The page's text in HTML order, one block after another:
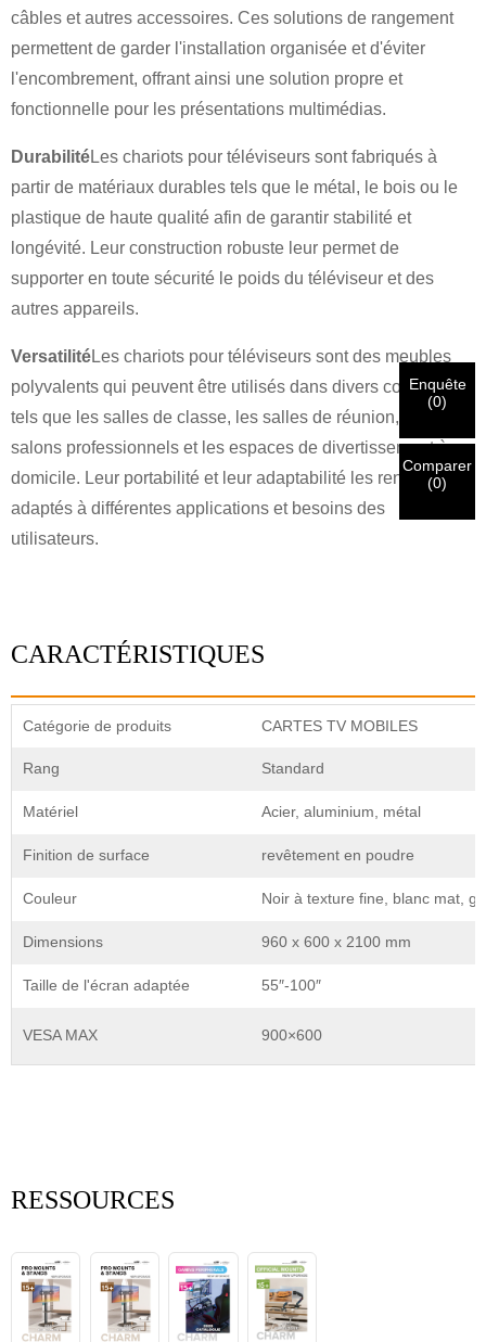
câbles et autres accessoires. Ces solutions de rangement
permettent de garder l'installation organisée et d'éviter
l'encombrement, offrant ainsi une solution propre et
fonctionnelle pour les présentations multimédias.
DurabilitéLes chariots pour téléviseurs sont fabriqués à
partir de matériaux durables tels que le métal, le bois ou le
plastique de haute qualité afin de garantir stabilité et
longévité. Leur construction robuste leur permet de
supporter en toute sécurité le poids du téléviseur et des
autres appareils.
VersatilitéLes chariots pour téléviseurs sont des meubles
polyvalents qui peuvent être utilisés dans divers contextes,
tels que les salles de classe, les salles de réunion, les
salons professionnels et les espaces de divertissement à
domicile. Leur portabilité et leur adaptabilité les rendent
adaptés à différentes applications et besoins des
utilisateurs.
CARACTÉRISTIQUES
Catégorie de produits CARTES TV MOBILES
Rang Standard
Matériel Acier, aluminium, métal
Finition de surface revêtement en poudre
Couleur Noir à texture fine, blanc mat,
Dimensions 960 x 600 x 2100 mm
Taille de l'écran adaptée 55″-100″
VESA MAX 900×600
RESSOURCES
Je suis
Client de CHARM
Je suis
×
Veuillez saisir ci-dessous votre adresse courriel
professionnelle actuelle afin de confirmer que vous êtes un
Retour Soumettre
Avant de soumettre, veuillezVÉRIFIER TOUTl'information
estCORRECT.Des informations incorrectes entraîneront un
VÉRIFIERvotre soumission
informations pour l'authentification et l'autorisation. Une fois
que
Une fois votre identité vérifiée, vous recevrez une notification
Enquête
(0)
Comparer
(0)